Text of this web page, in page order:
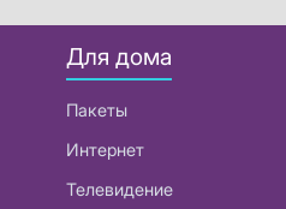
Для дома
Пакеты
Интернет
Телевидение